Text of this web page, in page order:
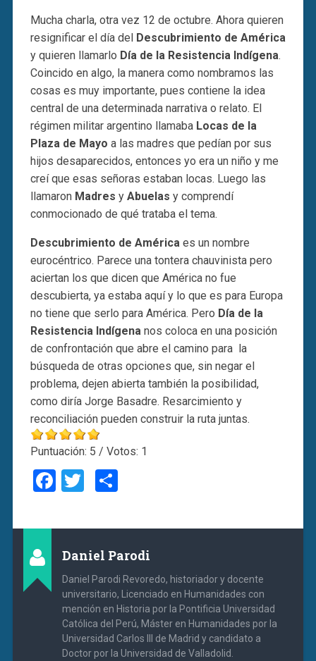
Mucha charla, otra vez 12 de octubre. Ahora quieren
resignificar el día del Descubrimiento de América
y quieren llamarlo Día de la Resistencia Indígena.
Coincido en algo, la manera como nombramos las
cosas es muy importante, pues contiene la idea
central de una determinada narrativa o relato. El
régimen militar argentino llamaba Locas de la
Plaza de Mayo a las madres que pedían por sus
hijos desaparecidos, entonces yo era un niño y me
creí que esas señoras estaban locas. Luego las
llamaron Madres y Abuelas y comprendí
conmocionado de qué trataba el tema.
Descubrimiento de Américaes un nombre
eurocéntrico. Parece una tontera chauvinista pero
aciertan los que dicen que América no fue
descubierta, ya estaba aquí y lo que es para Europa
no tiene que serlo para América. Pero Día de la
Resistencia Indígenanos coloca en una posición
de confrontación que abre el camino para la
búsqueda de otras opciones que, sin negar el
problema, dejen abierta también la posibilidad,
como diría Jorge Basadre. Resarcimiento y
reconciliación pueden construir la ruta juntas.
Puntuación: 5 / Votos: 1
Facebook
TwitterCompartir
Daniel Parodi
Daniel Parodi Revoredo, historiador y docente
universitario, Licenciado en Humanidades con
mención en Historia por la Pontificia Universidad
Católica del Perú, Máster en Humanidades por la
Universidad Carlos III de Madrid y candidato a
Doctor por la Universidad de Valladolid.